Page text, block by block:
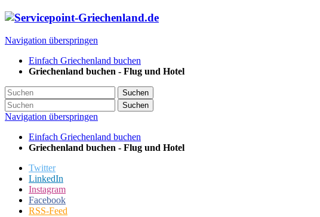
Navigation überspringen
Einfach Griechenland buchen
Griechenland buchen - Flug und Hotel
Suchen
Suchen
Navigation überspringen
Einfach Griechenland buchen
Griechenland buchen - Flug und Hotel
Twitter
LinkedIn
Instagram
Facebook
RSS-Feed